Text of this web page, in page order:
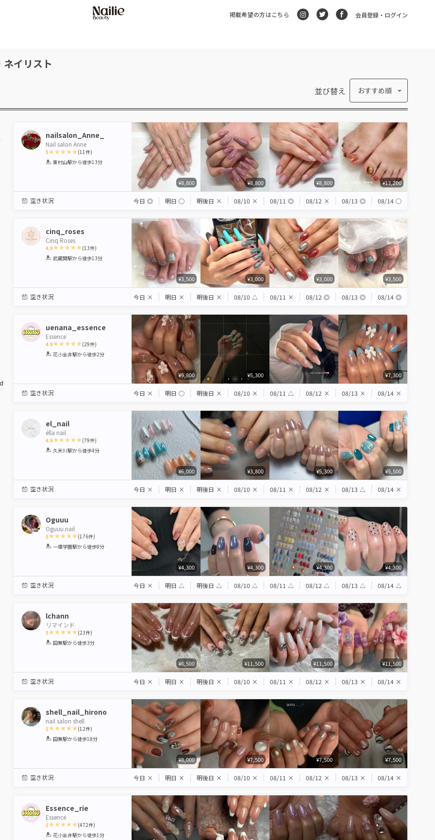
掲載希望の方はこちら 会員登録・ログイン
イリスト
並び替え おすすめ順
nailsalon_Anne_
Nail salon Anne
5
1 2 3 4 5
(11件)
東村山駅から徒歩13分
¥8,800 ¥8,800 ¥8,800 ¥13,200
空き状況 今日 ◎ 明日 ◯ 明後日 × 08/10 × 08/11 ◎ 08/12 × 08/13 ◎ 08/14 ◯
cinq_roses
Cinq Roses
4.9
1 2 3 4 5
(13件)
武蔵関駅から徒歩13分
¥3,500 ¥3,000 ¥3,000 ¥3,500
空き状況 今日 × 明日 × 明後日 × 08/10 △ 08/11 × 08/12 ◎ 08/13 ◎ 08/14 ◎
uenana_essence
Essence
4.9
1 2 3 4 5
(29件)
花小金井駅から徒歩2分
¥9,800 ¥5,300 ¥7,300
空き状況 今日 × 明日 ◯ 明後日 × 08/10 × 08/11 △ 08/12 × 08/13 × 08/14 ×
el_nail
élla nail
4.9
1 2 3 4 5
(79件)
久米川駅から徒歩4分
¥6,000 ¥3,800 ¥5,300 ¥5,500
空き状況 今日 × 明日 × 明後日 × 08/10 × 08/11 × 08/12 × 08/13 △ 08/14 ×
Oguuu
Oguuu.nail
5
1 2 3 4 5
(176件)
一橋学園駅から徒歩8分
¥4,300 ¥4,300 ¥4,300 ¥4,300
空き状況 今日 × 明日 △ 明後日 △ 08/10 △ 08/11 △ 08/12 △ 08/13 △ 08/14 △
lchann
リマインド
5
1 2 3 4 5
(23件)
田無駅から徒歩3分
¥6,500 ¥11,500 ¥11,500 ¥11,500
空き状況 今日 × 明日 × 明後日 × 08/10 × 08/11 × 08/12 × 08/13 × 08/14 ×
shell_nail_hirono
nail salon shell
5
1 2 3 4 5
(12件)
田無駅から徒歩18分
¥8,000 ¥7,500 ¥7,500 ¥7,500
空き状況 今日 × 明日 × 明後日 × 08/10 × 08/11 × 08/12 × 08/13 × 08/14 ×
Essence_rie
Essence
5
1 2 3 4 5
(472件)
花小金井駅から徒歩1分